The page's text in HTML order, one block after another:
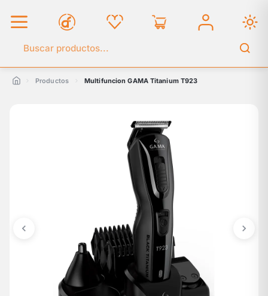
Buscar en el catálogo
Productos Multifuncion GAMA Titanium T923